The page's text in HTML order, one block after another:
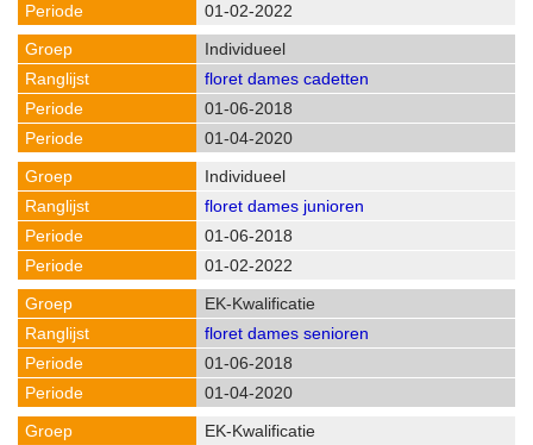
01-02-2022
Individueel
floret dames cadetten
01-06-2018
01-04-2020
Individueel
floret dames junioren
01-06-2018
01-02-2022
EK-Kwalificatie
floret dames senioren
01-06-2018
01-04-2020
EK-Kwalificatie